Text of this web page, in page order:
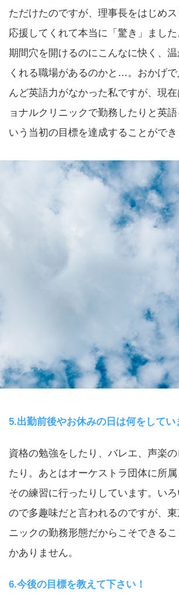
ただけたのですが、理事長をはじめ
応援してくれて本当に「驚き」まし
期間穴を開けるのにこんなに快く、
くれる職場があるのかと…。おかげで
んど英語力がなかった私ですが、現
ョナルクリニックで勤務したりと英
いう当初の目標を達成することができ
5.出勤前後やお休みの日は何をしてい
資格の勉強をしたり、バレエ、声楽
たり。あとはオーケストラ団体に所属
その練習に行ったりしています。い
ので多趣味だと言われるのですが、東
ニックの勤務形態だからこそできる
かありません。
6.今後の目標を教えて下さい！